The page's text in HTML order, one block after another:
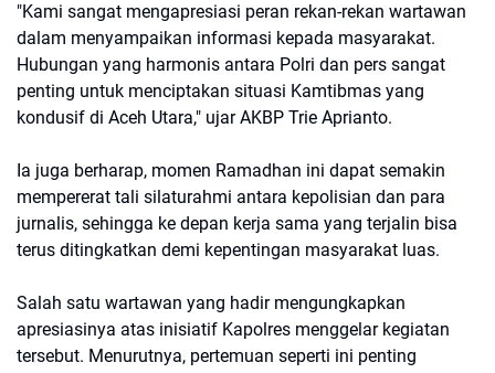
"Kami sangat mengapresiasi peran rekan-rekan wartawan
dalam menyampaikan informasi kepada masyarakat.
Hubungan yang harmonis antara Polri dan pers sangat
penting untuk menciptakan situasi Kamtibmas yang
kondusif di Aceh Utara," ujar AKBP Trie Aprianto.
Ia juga berharap, momen Ramadhan ini dapat semakin
mempererat tali silaturahmi antara kepolisian dan para
jurnalis, sehingga ke depan kerja sama yang terjalin bisa
terus ditingkatkan demi kepentingan masyarakat luas.
Salah satu wartawan yang hadir mengungkapkan
apresiasinya atas inisiatif Kapolres menggelar kegiatan
tersebut. Menurutnya, pertemuan seperti ini penting